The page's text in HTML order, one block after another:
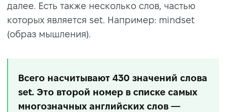
далее. Есть также несколько слов, частью
которых является set. Например: mindset
(образ мышления).
Всего насчитывают 430 значений слова
set. Это второй номер в списке самых
многозначных английских слов —